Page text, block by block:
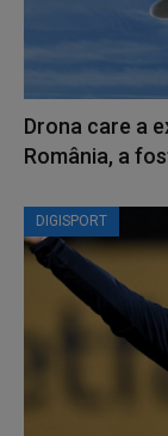
Drona care a
România, a
DIGISPORT